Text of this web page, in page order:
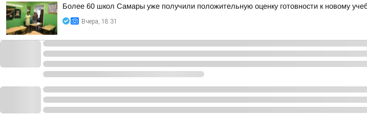
Более 60 школ Самары уже получили положительную оценку готовности к новому
Вчера, 18:31